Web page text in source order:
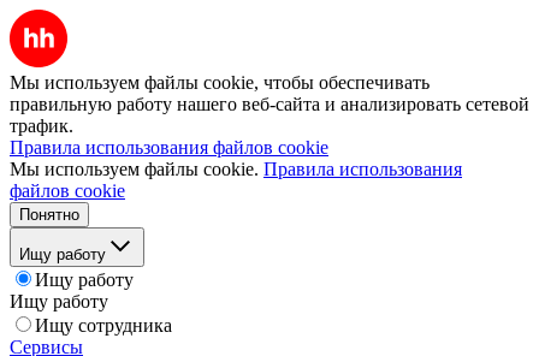
Мы используем файлы cookie, чтобы обеспечивать
правильную работу нашего веб-сайта и анализировать сетевой
трафик.
Правила использования файлов cookie
Мы используем файлы cookie. Правила использования
файлов cookie
Понятно
Ищу работу
Ищу работу
Ищу работу
Ищу сотрудника
Сервисы